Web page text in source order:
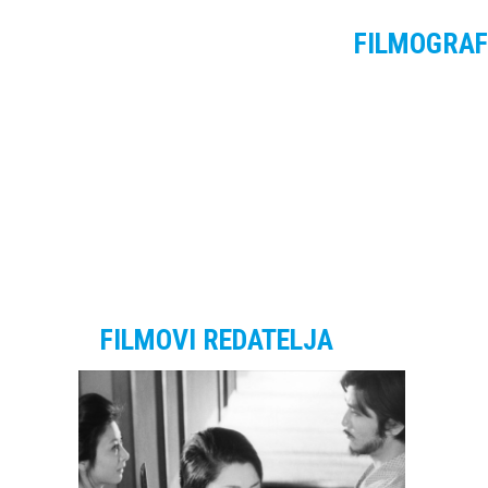
FILMOVI REDATELJA